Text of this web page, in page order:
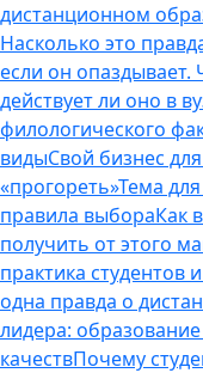
дистанционном
Насколько это
если он опаздывает.
действует ли оно в
филологического
видыСвой бизнес
«прогореть»Тема
правила выбораКак
получить от этого
практика студентов
одна правда о
лидера:
качествПочему